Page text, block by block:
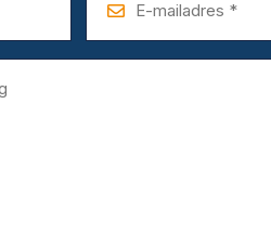
mailadres